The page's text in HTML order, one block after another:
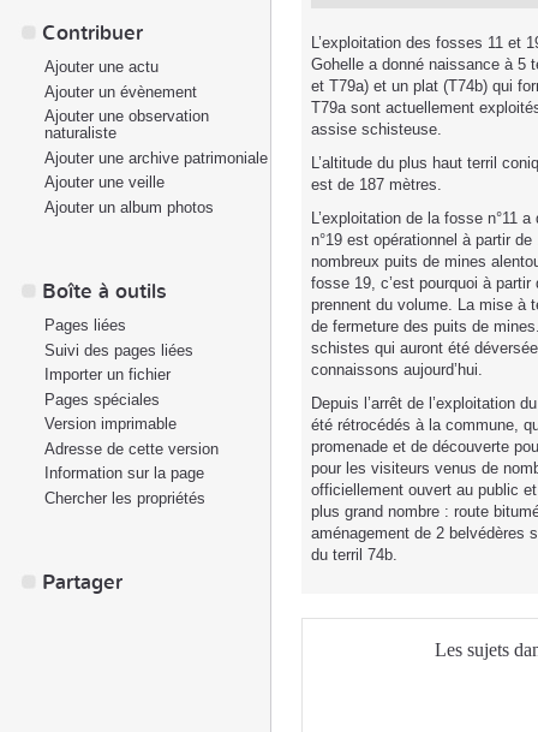
L’exploitation des fosses 11 et
Gohelle a donné naissance à 5
et T79a) et un plat (T74b) qui
T79a sont actuellement
assise schisteuse.
L’altitude du plus haut terril
est de 187 mètres.
L’exploitation de la fosse n°11
n°19 est opérationnel à partir
nombreux puits de mines
fosse 19, c’est pourquoi à
prennent du volume. La mise à
de fermeture des puits de
schistes qui auront été
connaissons aujourd’hui.
Depuis l’arrêt de l’exploitation
été rétrocédés à la commune,
promenade et de découverte
pour les visiteurs venus de
officiellement ouvert au public
plus grand nombre : route
aménagement de 2 belvédères
du terril 74b.
Les sujets
Contribuer
Ajouter une actu
Ajouter un évènement
Ajouter une observation
naturaliste
Ajouter une archive patrimoniale
Ajouter une veille
Ajouter un album photos
Boîte à outils
Pages liées
Suivi des pages liées
Importer un fichier
Pages spéciales
Version imprimable
Adresse de cette version
Information sur la page
Chercher les propriétés
Partager